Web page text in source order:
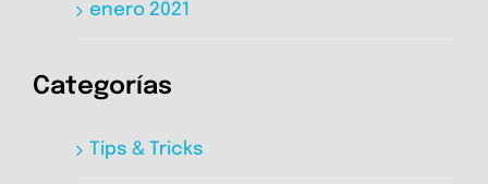
enero 2021
Categorías
Tips & Tricks